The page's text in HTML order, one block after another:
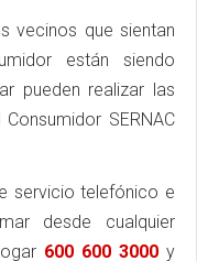
vecinos que sientan
están siendo
pueden realizar las
SERNAC
servicio telefónico e
desde cualquier
600 600 3000 y